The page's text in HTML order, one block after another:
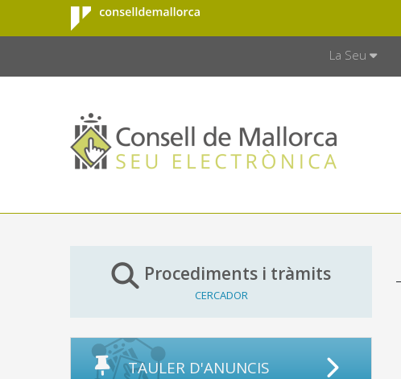
Salta al contingut principal
Consell de
Mallorca
La Seu
Procediments i tràmits
CERCADOR
TAULER D'ANUNCIS